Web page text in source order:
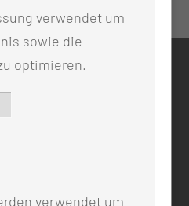
46 -0
verwendet um
sowie die
optimieren.
verwendet um